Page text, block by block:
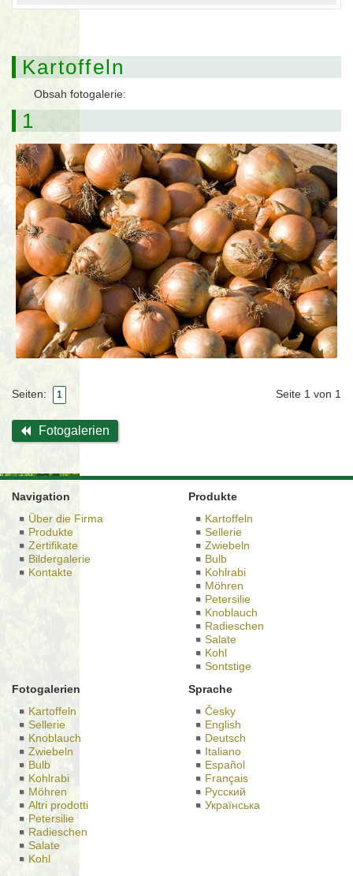
Kartoffeln
Obsah fotogalerie:
1
Seiten: 1 Seite 1 von 1
Fotogalerien
Navigation
Über die Firma
Produkte
Zertifikate
Bildergalerie
Kontakte
Produkte
Kartoffeln
Sellerie
Zwiebeln
Bulb
Kohlrabi
Möhren
Petersilie
Knoblauch
Radieschen
Salate
Kohl
Sontstige
Fotogalerien
Kartoffeln
Sellerie
Knoblauch
Zwiebeln
Bulb
Kohlrabi
Möhren
Altri prodotti
Petersilie
Radieschen
Salate
Kohl
Sprache
Česky
English
Deutsch
Italiano
Español
Français
Русский
Українська